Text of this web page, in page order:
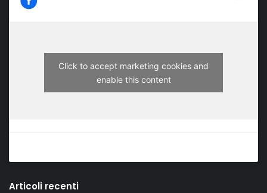
Click to accept marketing cookies and
enable this content
Articoli recenti